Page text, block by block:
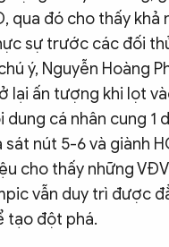
qua đó cho thấy khả
sự trước các đối
ý, Nguyễn Hoàng
lại ấn tượng khi lọt
dung cá nhân cung 1
sát nút 5-6 và giành
cho thấy những VĐV
vẫn duy trì được
tạo đột phá.